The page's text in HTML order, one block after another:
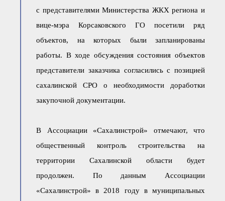
с представителями Министерства ЖКХ региона и
вице-мэра Корсаковского ГО посетили ряд
объектов, на которых были запланированы
работы. В ходе обсуждения состояния объектов
представители заказчика согласились с позицией
сахалинской СРО о необходимости доработки
закупочной документации.
В Ассоциации «Сахалинстрой» отмечают, что
общественный контроль строительства на
территории Сахалинской области будет
продолжен. По данным Ассоциации
«Сахалинстрой» в 2018 году в муниципальных